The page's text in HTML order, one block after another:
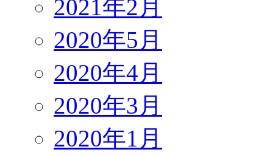
2021年2月
2020年5月
2020年4月
2020年3月
2020年1月